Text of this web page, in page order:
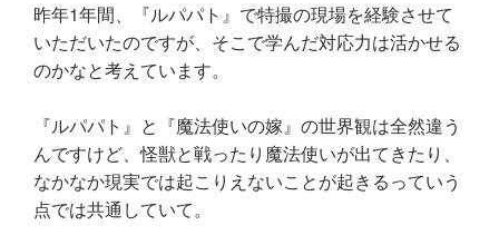
昨年1年間、『ルパパト』で特撮の現場を経験させて
いただいたのですが、そこで学んだ対応力は活かせる
のかなと考えています。
『ルパパト』と『魔法使いの嫁』の世界観は全然違う
んですけど、怪獣と戦ったり魔法使いが出てきたり、
なかなか現実では起こりえないことが起きるっていう
点では共通していて。